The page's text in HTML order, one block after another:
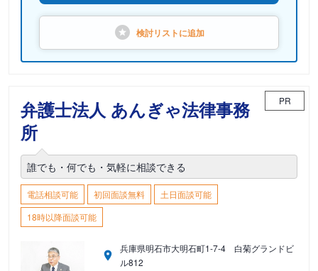
検討リストに追加
弁護士法人 あんぎゃ法律事務
所
PR
誰でも・何でも・気軽に相談できる
電話相談可能 初回面談無料
土日面談可能
18時以降面談可能
兵庫県明石市大明石町1-7-4 白菊グランドビ
ル812